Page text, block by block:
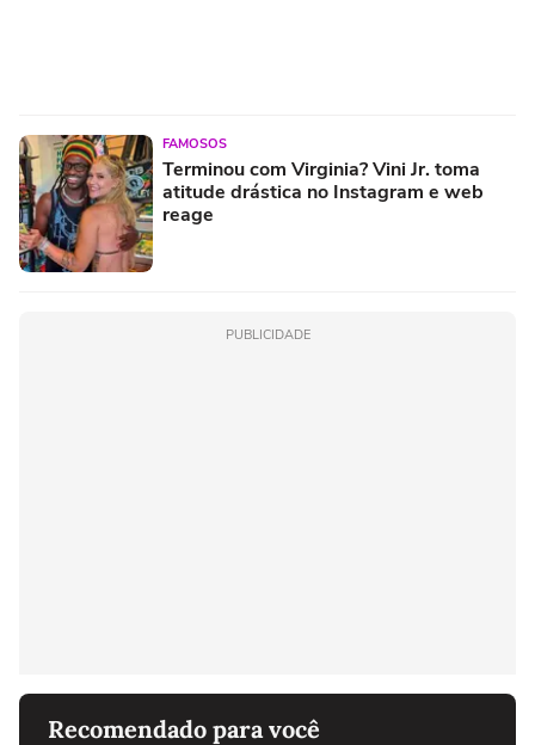
FAMOSOS
Terminou com Virginia? Vini Jr. toma
atitude drástica no Instagram e web
reage
PUBLICIDADE
Recomendado para você